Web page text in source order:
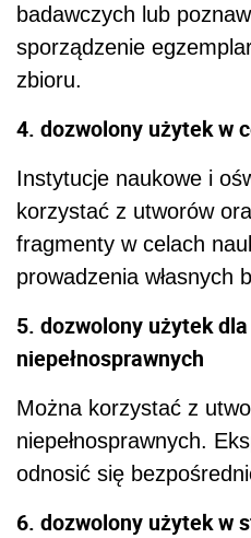
badawczych lub
sporządzenie
zbioru.
4. dozwolony użytek w
Instytucje naukowe i
korzystać z utworów
fragmenty w celach
prowadzenia własnych
5. dozwolony użytek
niepełnosprawnych
Można korzystać z
niepełnosprawnych.
odnosić się
6. dozwolony użytek w